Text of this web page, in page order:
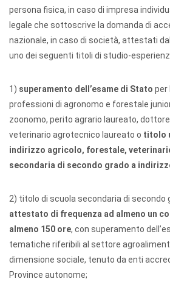
persona fisica, in caso di impresa
legale che sottoscrive la domanda di
nazionale, in caso di società, attestati
uno dei seguenti titoli di studio-
1) superamento dell’esame di Stato per
professioni di agronomo e forestale
zoonomo, perito agrario laureato,
veterinario agrotecnico laureato o titolo
indirizzo agricolo, forestale,
secondaria di secondo grado a
2) titolo di scuola secondaria di secondo
attestato di frequenza ad almeno un
almeno 150 ore, con superamento
tematiche riferibili al settore
dimensione sociale, tenuto da enti
Province autonome;